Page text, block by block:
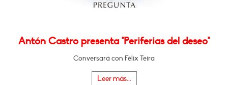
Antón Castro presenta "Periferias del deseo"
Conversará con Félix Teira
Leer más...